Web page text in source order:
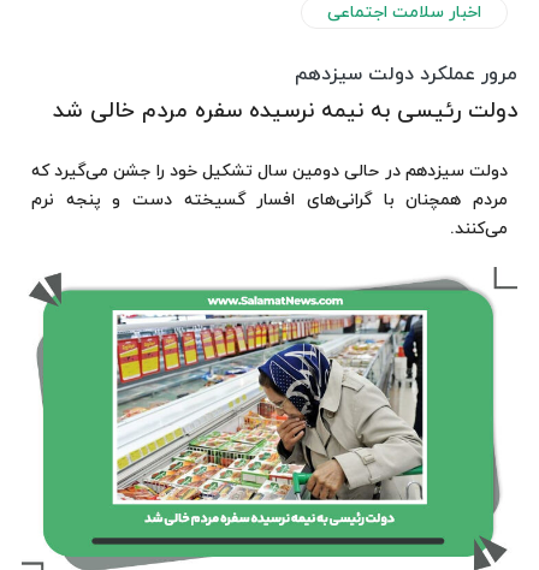
اخبار سلامت اجتماعی
مرور عملکرد دولت سیزدهم
دولت رئیسی به نیمه نرسیده سفره مردم خالی شد
دولت سیزدهم در حالی دومین سال تشکیل خود را جشن می‌گیرد که
مردم همچنان با گرانی‌های افسار گسیخته دست و پنجه نرم
می‌کنند.